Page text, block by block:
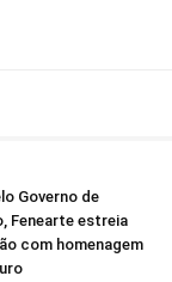
Governo de
Fenearte estreia
com homenagem